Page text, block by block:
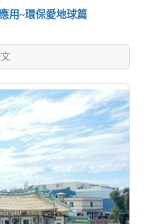
用~環保愛地球篇